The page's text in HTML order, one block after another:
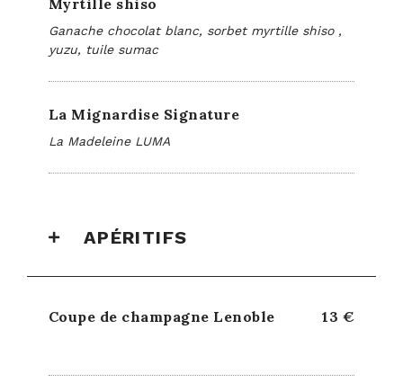
Myrtille shiso
Ganache chocolat blanc, sorbet myrtille shiso ,
yuzu, tuile sumac
La Mignardise Signature
La Madeleine LUMA
APÉRITIFS
Coupe de champagne Lenoble 13 €